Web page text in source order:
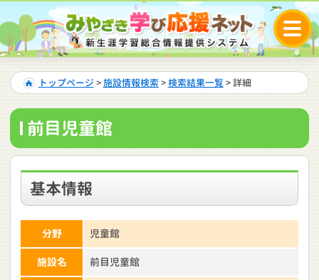
トップページ >施設情報検索 >検索結果一覧> 詳細
前目児童館
基本情報
分野 児童館
施設名 前目児童館